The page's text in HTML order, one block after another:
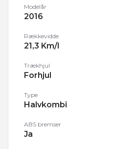
Modelår
2016
Rækkevidde
21,3 Km/l
Trækhjul
Forhjul
Type
Halvkombi
ABS bremser
Ja